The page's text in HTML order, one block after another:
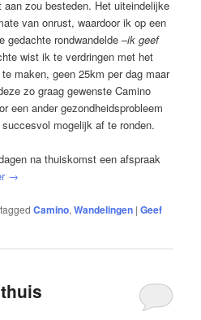
zou besteden. Het uiteindelijke
van onrust, waardoor ik op een
gedachte rondwandelde –ik geef
wist ik te verdringen met het
maken, geen 25km per dag maar
zo graag gewenste Camino
een ander gezondheidsprobleem
mogelijk af te ronden.
na thuiskomst een afspraak
→
Camino,Wandelingen |Geef